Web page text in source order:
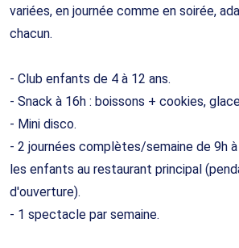
variées, en journée comme en soirée,
chacun.
- Club enfants de 4 à 12 ans.
- Snack à 16h : boissons + cookies,
- Mini disco.
- 2 journées complètes/semaine de 9h
les enfants au restaurant principal
d'ouverture).
- 1 spectacle par semaine.